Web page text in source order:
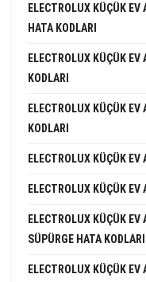
ELECTROLUX KÜÇÜK
HATA KODLARI
ELECTROLUX KÜÇÜK
KODLARI
ELECTROLUX KÜÇÜK
KODLARI
ELECTROLUX KÜÇÜK
ELECTROLUX KÜÇÜK
ELECTROLUX KÜÇÜK EV
SÜPÜRGE HATA KODLARI
ELECTROLUX KÜÇÜK